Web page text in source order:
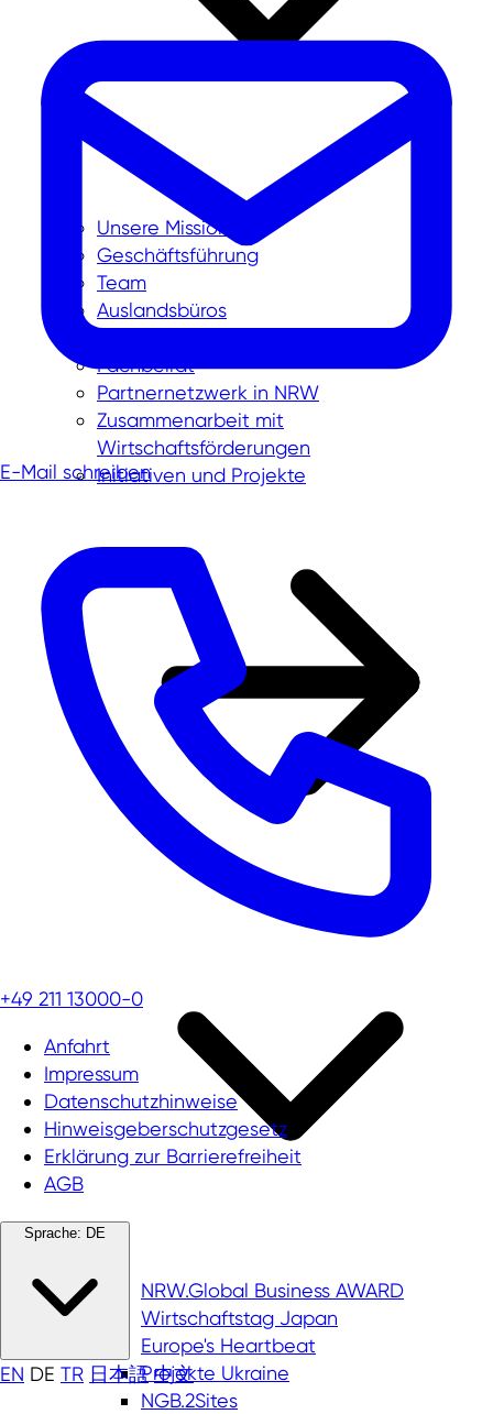
Unsere Mission
Geschäftsführung
Team
Auslandsbüros
Fachbeirat
Partnernetzwerk in NRW
Zusammenarbeit mit
Wirtschaftsförderungen
Initiativen und Projekte
NRW.Global Business AWARD
Wirtschaftstag Japan
Europe's Heartbeat
Projekte Ukraine
NGB.2Sites
E-Mail schreiben
+49 211 13000-0
Anfahrt
Impressum
Datenschutzhinweise
Hinweisgeberschutzgesetz
Erklärung zur Barrierefreiheit
AGB
Sprache: DE
EN DE TR 日本語 中文